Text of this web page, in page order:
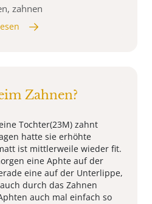
zahnen
Zahnen?
Tochter(23M) zahnt
hatte sie erhöhte
ist mittlerweile wieder fit.
eine Aphte auf der
eine auf der Unterlippe,
durch das Zahnen
auch mal einfach so